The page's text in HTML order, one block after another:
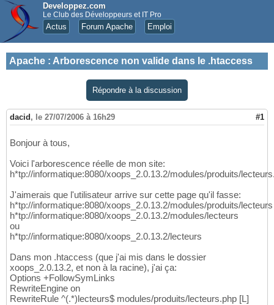
Developpez.com
Le Club des Développeurs et IT Pro
Actus Forum Apache Emploi
Apache : Arborescence non valide dans le .htaccess
Répondre à la discussion
dacid , le 27/07/2006 à 16h29 #1
Bonjour à tous,
Voici l'arborescence réelle de mon site:
h*tp://informatique:8080/xoops_2.0.13.2/modules/produits/
J'aimerais que l'utilisateur arrive sur cette page qu'il fasse:
h*tp://informatique:8080/xoops_2.0.13.2/modules/produits/lecteurs
h*tp://informatique:8080/xoops_2.0.13.2/modules/lecteurs
ou
h*tp://informatique:8080/xoops_2.0.13.2/lecteurs
Dans mon .htaccess (que j'ai mis dans le dossier
xoops_2.0.13.2, et non à la racine), j'ai ça:
Options +FollowSymLinks
RewriteEngine on
RewriteRule ^(.*)lecteurs$ modules/produits/lecteurs.php [L]